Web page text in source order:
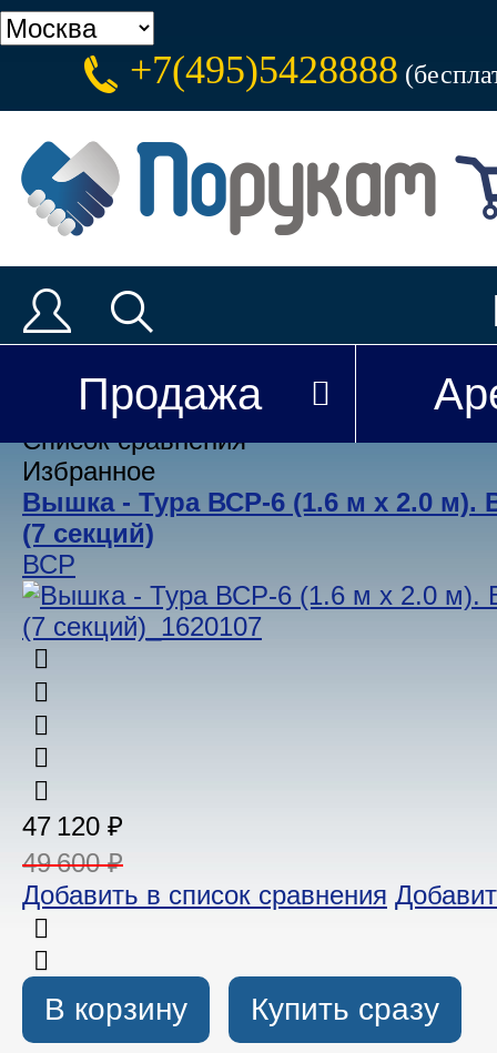
+7(495)5428888
Продажа
Вы недавно смотрели
Список сравнения
Избранное
Вышка - Тура ВСР-6 (1.6 м х 2.0 м).
(7 секций)
ВСР
47 120 ₽
49 600 ₽
Добавить в список сравнения
В корзину Купить сразу